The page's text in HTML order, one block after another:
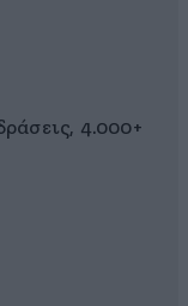
4.000+